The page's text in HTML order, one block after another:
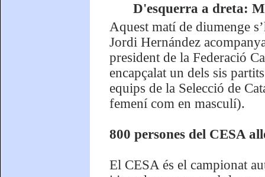
D'esquerra a dreta:
Aquest matí de diumenge
Jordi Hernández
president de la Federació
encapçalat un dels sis
equips de la Selecció de
femení com en masculí).
800 persones del CESA
El CESA és el campionat